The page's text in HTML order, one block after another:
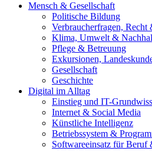
Mensch & Gesellschaft
Politische Bildung
Verbraucherfragen, Recht
Klima, Umwelt &
Pflege & Betreuung
Exkursionen,
Gesellschaft
Geschichte
Digital im Alltag
Einstieg und IT-
Internet & Social Media
Künstliche Intelligenz
Betriebssystem &
Softwareeinsatz für Beruf